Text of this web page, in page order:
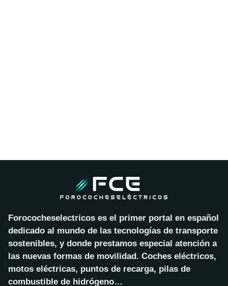
Forococheselectricos es el primer portal en español
dedicado al mundo de las tecnologías de transporte
sostenibles, y donde prestamos especial atención a
las nuevas formas de movilidad. Coches eléctricos,
motos eléctricas, puntos de recarga, pilas de
combustible de hidrógeno…